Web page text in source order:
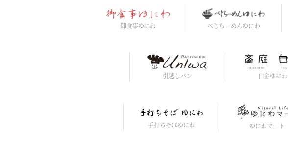
御食事ゆにわ べじらーめんゆにわ
引越しパン 白金ゆにわ
手打ちそばゆにわ ゆにわマート